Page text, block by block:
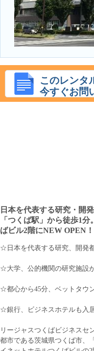
このレンタ
今すぐお問
日本を代表する研究・開
「つくば駅」から徒歩1
ばビル2階にNEW OPEN！
☆日本を代表する研究、開発
☆大学、公的機関の研究施設
☆都心から45分、ベットタウ
☆銀行、ビジネスホテルも入
リージャスつくばビジネスセ
都市である茨城県つくば市、